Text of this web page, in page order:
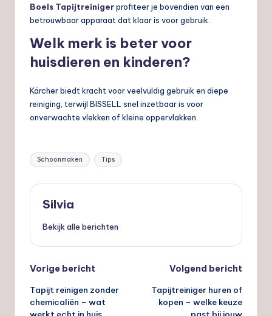
Boels Tapijtreinigerprofiteer je bovendien van een
betrouwbaar apparaat dat klaar is voor gebruik.
Welk merk is beter voor
huisdieren en kinderen?
Kärcher biedt kracht voor veelvuldig gebruik en diepe
reiniging, terwijl BISSELL snel inzetbaar is voor
onverwachte vlekken of kleine oppervlakken.
Tags:
Schoonmaken Tips
Silvia
Bekijk alle berichten
Bericht
navigatie
Vorige bericht
Tapijt reinigen zonder
chemicaliën – wat
Volgend bericht
Tapijtreiniger huren of
kopen – welke keuze